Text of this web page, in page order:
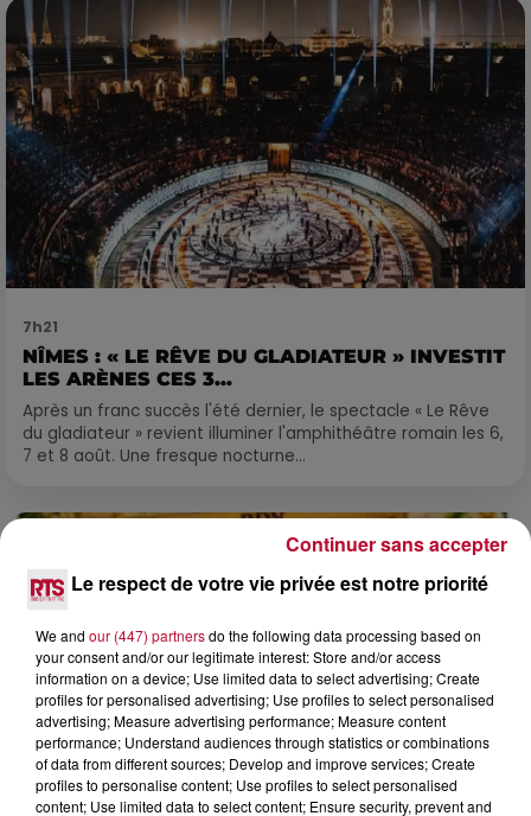
7h21
NÎMES : « LE RÊVE DU GLADIATEUR » INVESTIT
LES ARÈNES CES 3...
Après un franc succès l'été dernier, le spectacle « Le Rêve
du gladiateur » revient illuminer l'amphithéâtre romain les 6,
7 et 8 août. Une fresque nocturne...
Le respect de votre vie privée est notre priorité
We and our (447) partnersdo the following data processing based on
your consent and/or our legitimate interest: Store and/or access
information on a device; Use limited data to select advertising; Create
profiles for personalised advertising; Use profiles to select personalised
advertising; Measure advertising performance; Measure content
performance; Understand audiences through statistics or combinations
of data from different sources; Develop and improve services; Create
profiles to personalise content; Use profiles to select personalised
content; Use limited data to select content; Ensure security, prevent and
Continuer sans accepter